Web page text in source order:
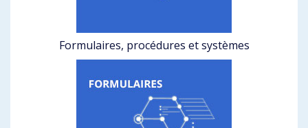
Formulaires, procédures et systèmes